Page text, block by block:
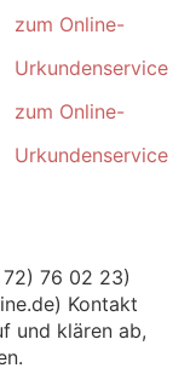
zum Online-
Urkundenservice
zum Online-
Urkundenservice
)
) Kontakt
und klären ab,